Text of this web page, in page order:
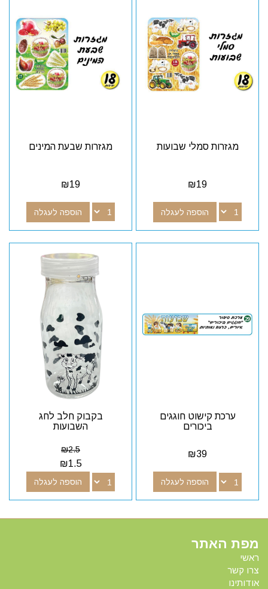
מגזרות סמלי שבועות
₪19
הוספה לעגלה
מגזרות שבעת המינים
₪19
הוספה לעגלה
ערכת קישוט חוגגים
ביכורים
₪39
הוספה לעגלה
בקבוק חלב לחג
השבועות
₪2.5
₪1.5
הוספה לעגלה
מפת האתר
ראשי
צרו קשר
אודותינו